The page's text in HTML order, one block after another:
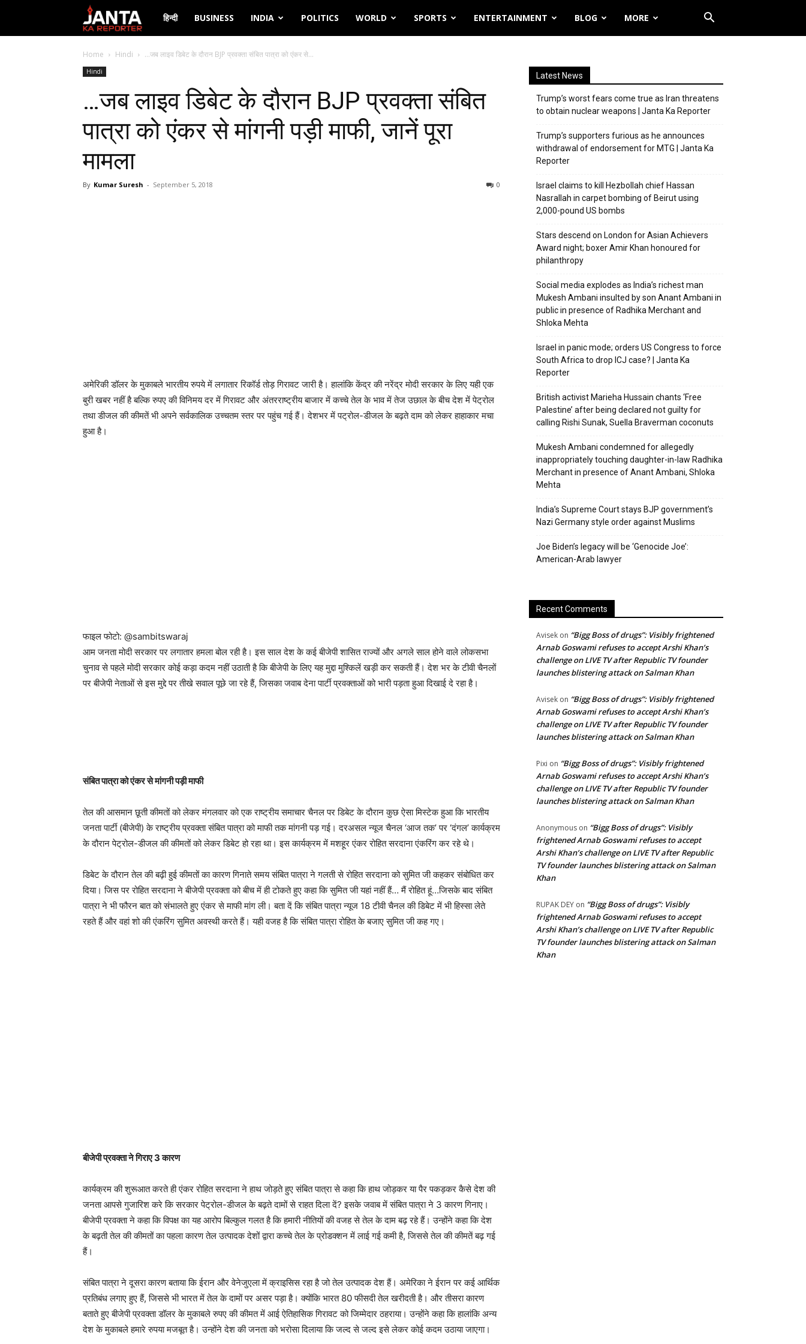
Janta
Ka
Reporter
हिन्दी BUSINESS INDIA POLITICS WORLD SPORTS ENTERTAINMENT BLOG MORE
Home Hindi …जब लाइव डिबेट के दौरान BJP प्रवक्ता संबित पात्रा को एंकर से...
Hindi
…जब लाइव डिबेट के दौरान BJP प्रवक्ता संबित
पात्रा को एंकर से मांगनी पड़ी माफी, जानें पूरा
मामला
By Kumar Suresh - September 5, 2018 0
अमेरिकी डॉलर के मुकाबले भारतीय रुपये में लगातार रिकॉर्ड तोड़ गिरावट जारी है। हालांकि केंद्र की नरेंद्र मोदी सरकार के लिए यही एक
बुरी खबर नहीं है बल्कि रुपए की विनिमय दर में गिरावट और अंतरराष्ट्रीय बाजार में कच्चे तेल के भाव में तेज उछाल के बीच देश में पेट्रोल
तथा डीजल की कीमतें भी अपने सर्वकालिक उच्चतम स्तर पर पहुंच गई हैं। देशभर में पट्रोल-डीजल के बढ़ते दाम को लेकर हाहाकार मचा
हुआ है।
फाइल फोटो: @sambitswaraj
आम जनता मोदी सरकार पर लगातार हमला बोल रही है। इस साल देश के कई बीजेपी शासित राज्यों और अगले साल होने वाले लोकसभा
चुनाव से पहले मोदी सरकार कोई कड़ा कदम नहीं उठाती है कि बीजेपी के लिए यह मुद्दा मुश्किलें खड़ी कर सकती हैं। देश भर के टीवी चैनलों
पर बीजेपी नेताओं से इस मुद्दे पर तीखे सवाल पूछे जा रहे हैं, जिसका जवाब देना पार्टी प्रवक्ताओं को भारी पड़ता हुआ दिखाई दे रहा है।
संबित पात्रा को एंकर से मांगनी पड़ी माफी
तेल की आसमान छूती कीमतों को लेकर मंगलवार को एक राष्ट्रीय समाचार चैनल पर डिबेट के दौरान कुछ ऐसा मिस्टेक हुआ कि भारतीय
जनता पार्टी (बीजेपी) के राष्ट्रीय प्रवक्ता संबित पात्रा को माफी तक मांगनी पड़ गई। दरअसल न्यूज चैनल ‘आज तक’ पर ‘दंगल’ कार्यक्रम
के दौरान पेट्रोल-डीजल की कीमतों को लेकर डिबेट हो रहा था। इस कार्यक्रम में मशहूर एंकर रोहित सरदाना एंकरिंग कर रहे थे।
डिबेट के दौरान तेल की बढ़ी हुई कीमतों का कारण गिनाते समय संबित पात्रा ने गलती से रोहित सरदाना को सुमित जी कहकर संबोधित कर
दिया। जिस पर रोहित सरदाना ने बीजेपी प्रवक्ता को बीच में ही टोकते हुए कहा कि सुमित जी यहां नहीं हैं… मैं रोहित हूं…जिसके बाद संबित
पात्रा ने भी फौरन बात को संभालते हुए एंकर से माफी मांग ली। बता दें कि संबित पात्रा न्यूज 18 टीवी चैनल की डिबेट में भी हिस्सा लेते
रहते हैं और वहां शो की एंकरिंग सुमित अवस्थी करते हैं। यही वजह है कि संबित पात्रा रोहित के बजाए सुमित जी कह गए।
बीजेपी प्रवक्ता ने गिराए 3 कारण
कार्यक्रम की शुरूआत करते ही एंकर रोहित सरदाना ने हाथ जोड़ते हुए संबित पात्रा से कहा कि हाथ जोड़कर या पैर पकड़कर कैसे देश की
जनता आपसे गुजारिश करे कि सरकार पेट्रोल-डीजल के बढ़ते दामों से राहत दिला दें? इसके जवाब में संबित पात्रा ने 3 कारण गिनाए।
बीजेपी प्रवक्ता ने कहा कि विपक्ष का यह आरोप बिल्कुल गलत है कि हमारी नीतियों की वजह से तेल के दाम बढ़ रहे हैं। उन्होंने कहा कि देश
के बढ़ती तेल की कीमतों का पहला कारण तेल उत्पादक देशों द्वारा कच्चे तेल के प्रोडक्शन में लाई गई कमी है, जिससे तेल की कीमतें बढ़ गई
हैं।
संबित पात्रा ने दूसरा कारण बताया कि ईरान और वेनेजुएला में क्राइसिस रहा है जो तेल उत्पादक देश हैं। अमेरिका ने ईरान पर कई आर्थिक
प्रतिबंध लगाए हुए हैं, जिससे भी भारत में तेल के दामों पर असर पड़ा है। क्योंकि भारत 80 फीसदी तेल खरीदती है। और तीसरा कारण
बताते हुए बीजेपी प्रवक्ता डॉलर के मुकाबले रुपए की कीमत में आई ऐतिहासिक गिरावट को जिम्मेदार ठहराया। उन्होंने कहा कि हालांकि अन्य
देश के मुकाबले हमारे रुपया मजबूत है। उन्होंने देश की जनता को भरोसा दिलाया कि जल्द से जल्द इसे लेकर कोई कदम उठाया जाएगा।
Latest News
Trump’s worst fears come true as Iran threatens
to obtain nuclear weapons | Janta Ka Reporter
Trump’s supporters furious as he announces
withdrawal of endorsement for MTG | Janta Ka
Reporter
Israel claims to kill Hezbollah chief Hassan
Nasrallah in carpet bombing of Beirut using
2,000-pound US bombs
Stars descend on London for Asian Achievers
Award night; boxer Amir Khan honoured for
philanthropy
Social media explodes as India’s richest man
Mukesh Ambani insulted by son Anant Ambani in
public in presence of Radhika Merchant and
Shloka Mehta
Israel in panic mode; orders US Congress to force
South Africa to drop ICJ case? | Janta Ka
Reporter
British activist Marieha Hussain chants ‘Free
Palestine’ after being declared not guilty for
calling Rishi Sunak, Suella Braverman coconuts
Mukesh Ambani condemned for allegedly
inappropriately touching daughter-in-law Radhika
Merchant in presence of Anant Ambani, Shloka
Mehta
India’s Supreme Court stays BJP government’s
Nazi Germany style order against Muslims
Joe Biden’s legacy will be ‘Genocide Joe’:
American-Arab lawyer
Recent Comments
Avisek on “Bigg Boss of drugs”: Visibly frightened
Arnab Goswami refuses to accept Arshi Khan’s
challenge on LIVE TV after Republic TV founder
launches blistering attack on Salman Khan
Avisek on “Bigg Boss of drugs”: Visibly frightened
Arnab Goswami refuses to accept Arshi Khan’s
challenge on LIVE TV after Republic TV founder
launches blistering attack on Salman Khan
Pixi on “Bigg Boss of drugs”: Visibly frightened
Arnab Goswami refuses to accept Arshi Khan’s
challenge on LIVE TV after Republic TV founder
launches blistering attack on Salman Khan
Anonymous on “Bigg Boss of drugs”: Visibly
frightened Arnab Goswami refuses to accept
Arshi Khan’s challenge on LIVE TV after Republic
TV founder launches blistering attack on Salman
Khan
RUPAK DEY on “Bigg Boss of drugs”: Visibly
frightened Arnab Goswami refuses to accept
Arshi Khan’s challenge on LIVE TV after Republic
TV founder launches blistering attack on Salman
Khan